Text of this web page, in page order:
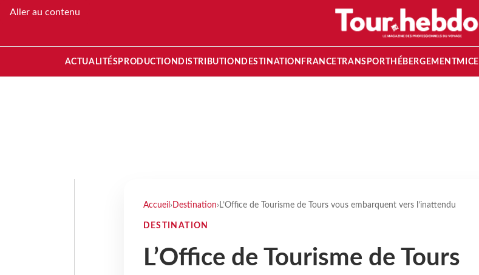
Aller au contenu
ACTUALITÉS PRODUCTION DISTRIBUTION DESTINATION FRANCETRANSPORT HÉBERGEMENTMICE
Accueil › Destination› L’Office de Tourisme de Tours vous embarquent vers l’inattendu
DESTINATION
L’Office de Tourisme de Tours